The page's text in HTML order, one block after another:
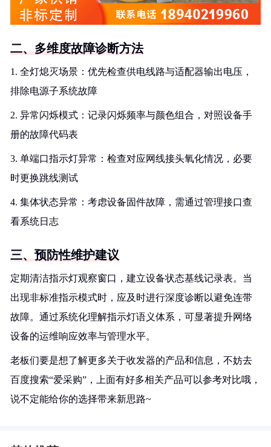
二、多维度故障诊断方法
1. 全灯熄灭场景：优先检查供电线路与适配器输出电压，
排除电源子系统故障
2. 异常闪烁模式：记录闪烁频率与颜色组合，对照设备手
册的故障代码表
3. 单端口指示灯异常：检查对应网线接头氧化情况，必要
时更换跳线测试
4. 集体状态异常：考虑设备固件故障，需通过管理接口查
看系统日志
三、预防性维护建议
定期清洁指示灯观察窗口，建立设备状态基线记录表。当
出现非标准指示模式时，应及时进行深度诊断以避免连带
故障。通过系统化理解指示灯语义体系，可显著提升网络
设备的运维响应效率与管理水平。
老板们要是想了解更多关于收发器的产品和信息，不妨去
百度搜索“爱采购”，上面有好多相关产品可以参考对比哦，
说不定能给你的选择带来新思路~